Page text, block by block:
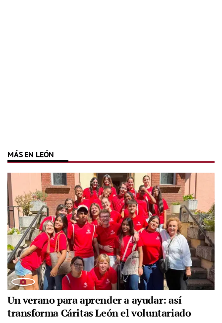
MÁS EN LEÓN
Un verano para aprender a ayudar: así
transforma Cáritas León el voluntariado